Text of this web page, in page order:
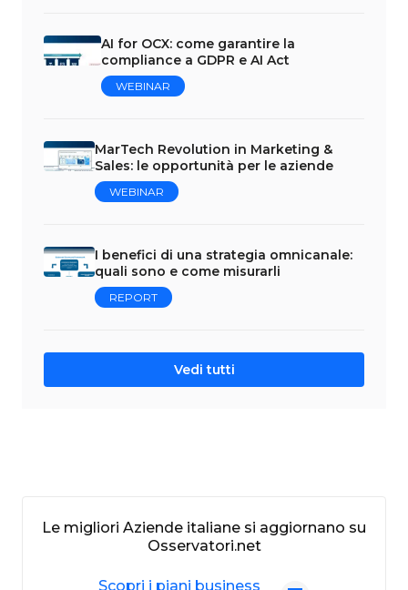
AI for OCX: come garantire la
compliance a GDPR e AI Act
WEBINAR
MarTech Revolution in Marketing &
Sales: le opportunità per le aziende
WEBINAR
I benefici di una strategia omnicanale:
quali sono e come misurarli
REPORT
Vedi tutti
Le migliori Aziende italiane si aggiornano su
Osservatori.net
Scopri i piani business